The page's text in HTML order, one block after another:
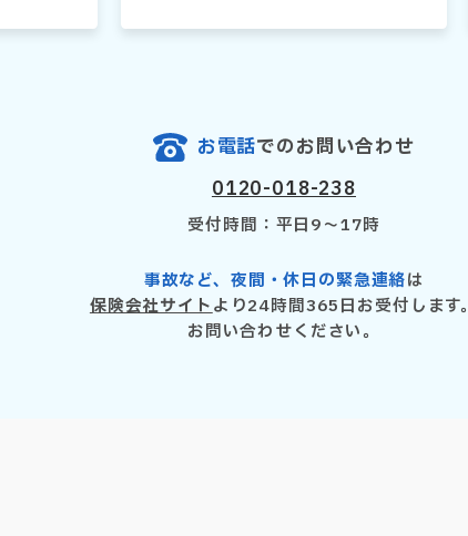
お電話でのお問い合わせ
0120-018-238
受付時間：平日9〜17時
事故など、夜間・休日の緊急連絡は
保険会社サイトより24時間365日お受付します。
お問い合わせください。